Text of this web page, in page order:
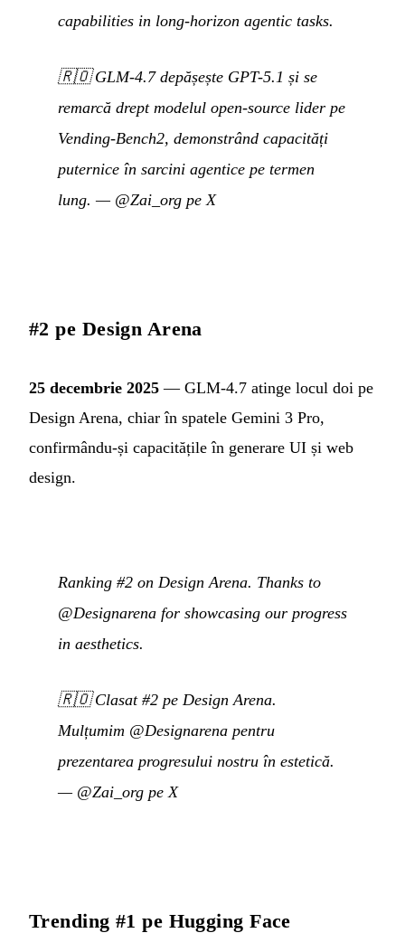
capabilities in long-horizon agentic tasks.
🇷🇴GLM-4.7 depășește GPT-5.1 și se
remarcă drept modelul open-source lider pe
Vending-Bench2, demonstrând capacități
puternice în sarcini agentice pe termen
lung. — @Zai_org pe X
#2 pe Design Arena
25 decembrie 2025 — GLM-4.7 atinge locul doi pe
Design Arena, chiar în spatele Gemini 3 Pro,
confirmându-și capacitățile în generare UI și web
design.
Ranking #2 on Design Arena. Thanks to
@Designarena for showcasing our progress
in aesthetics.
🇷🇴Clasat #2 pe Design Arena.
Mulțumim @Designarena pentru
prezentarea progresului nostru în estetică.
— @Zai_org pe X
Trending #1 pe Hugging Face